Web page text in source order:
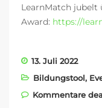
LearnMatch jubelt
Award: https://
13. Juli 2022
Bildungstool,
Kommentare